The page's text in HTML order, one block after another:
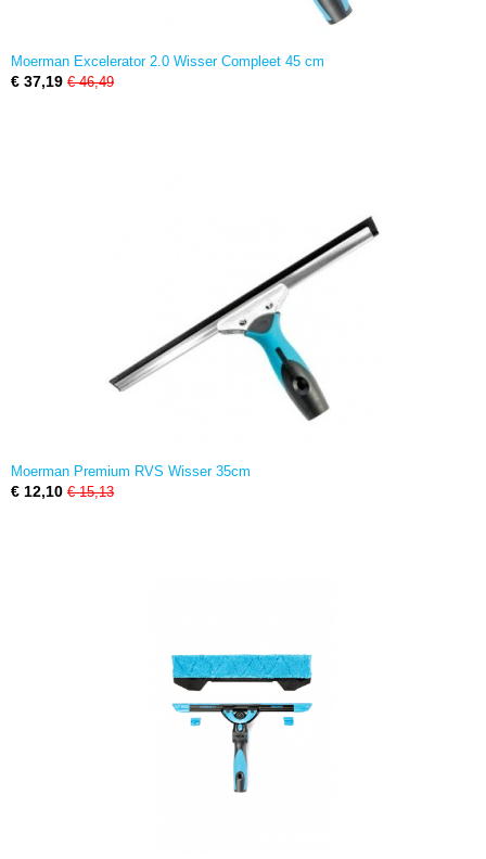
Moerman Excelerator 2.0 Wisser Compleet 45 cm
€ 37,19 € 46,49
Moerman Premium RVS Wisser 35cm
€ 12,10 € 15,13